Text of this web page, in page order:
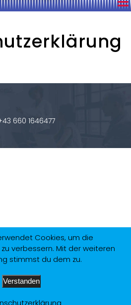
660 1646477
Cookies, um die
verbessern. Mit der weiteren
stimmst du dem zu.
Verstanden